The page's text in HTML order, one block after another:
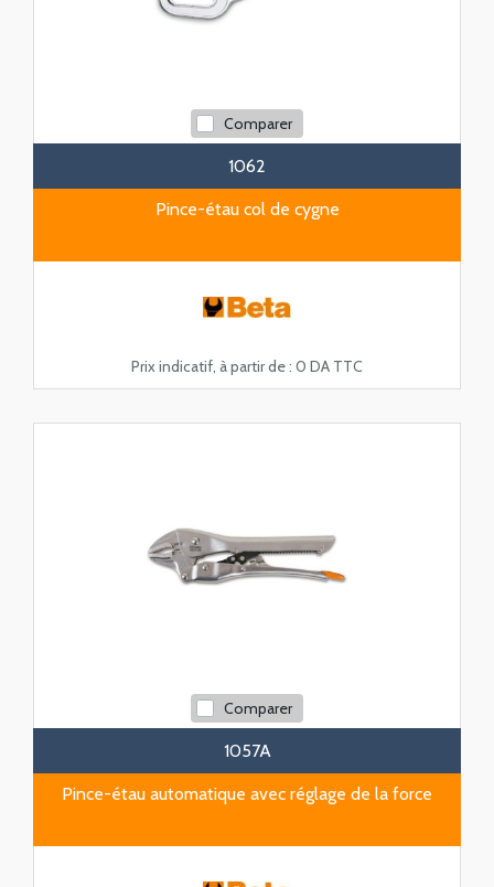
Comparer
1062
Pince-étau col de cygne
Prix indicatif, à partir de : 0 DA TTC
Comparer
1057A
Pince-étau automatique avec réglage de la force